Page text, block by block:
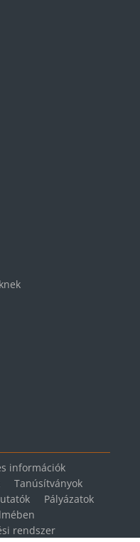
információk
Tanúsítványok
Pályázatok
rendszer